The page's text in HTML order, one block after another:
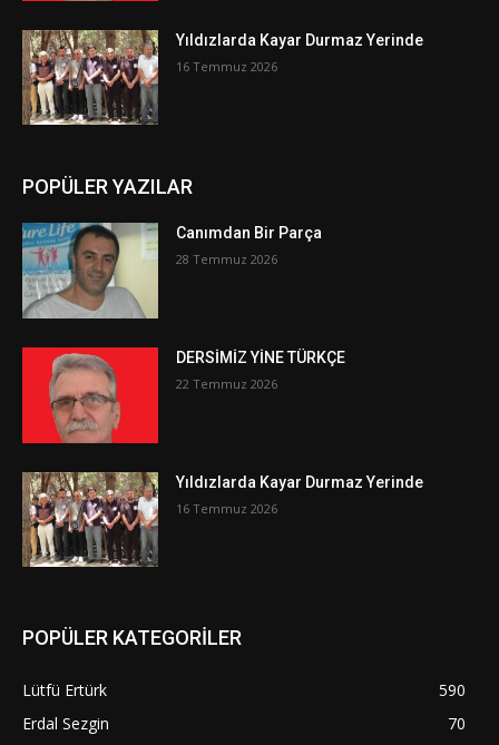
Yıldızlarda Kayar Durmaz Yerinde
16 Temmuz 2026
POPÜLER YAZILAR
Canımdan Bir Parça
28 Temmuz 2026
DERSİMİZ YİNE TÜRKÇE
22 Temmuz 2026
Yıldızlarda Kayar Durmaz Yerinde
16 Temmuz 2026
POPÜLER KATEGORİLER
Lütfü Ertürk
590
Erdal Sezgin
70